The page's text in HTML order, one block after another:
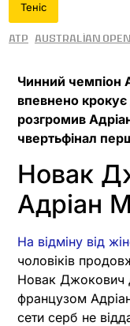
Теніс
ATP Australian Open
Чинний чемпіон
впевнено
розгромив
чвертьфінал
Новак
Адріан
На відміну від
чоловіків
Новак Джокович
французом
сети серб не